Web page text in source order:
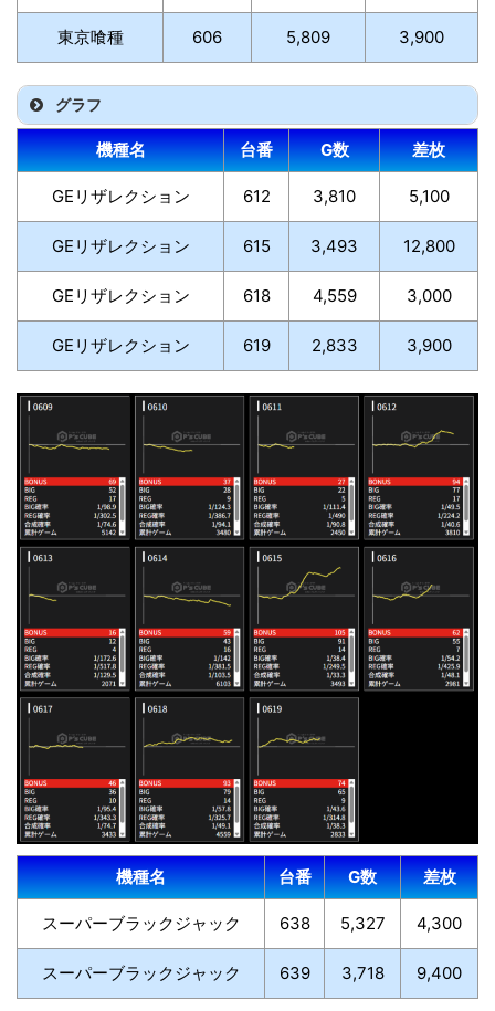
東京喰種 606 5,809 3,900
グラフ
機種名 台番 G数 差枚
GEリザレクション 612 3,810 5,100
GEリザレクション 615 3,493 12,800
GEリザレクション 618 4,559 3,000
GEリザレクション 619 2,833 3,900
機種名 台番 G数 差枚
スーパーブラックジャック 638 5,327 4,300
スーパーブラックジャック 639 3,718 9,400